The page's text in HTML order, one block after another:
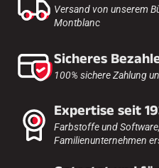
Versand von unserem
Montblanc
Sicheres
100% sichere Zahlung
Expertise seit
Farbstoffe und
Familienunternehmen